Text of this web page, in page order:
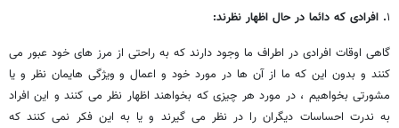
۱. افرادی که دائما در حال اظهار نظرند:
گاهی اوقات افرادی در اطراف ما وجود دارند که به راحتی از مرز های خود عبور می
‎کنند و بدون این که ما از آن ها در مورد خود و اعمال و ویژگی هایمان نظر و یا
مشورتی بخواهیم ، در مورد هر چیزی که بخواهند اظهار نظر می ‎کنند و این افراد
به ندرت احساسات دیگران را در نظر می ‎گیرند و یا به این فکر نمی ‎کنند که